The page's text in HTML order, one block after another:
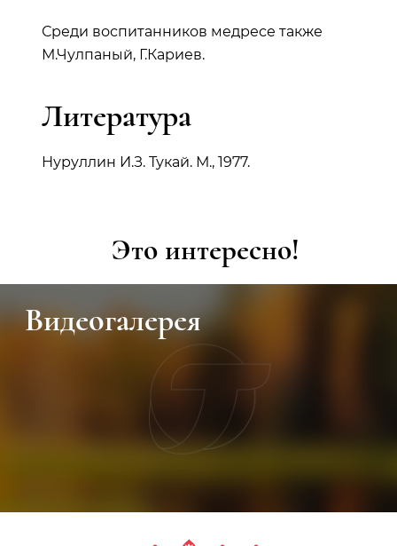
Среди воспитанников медресе также
М.Чулпаный, Г.Кариев.
Литература
Нуруллин И.З. Тукай. М., 1977.
Это интересно!
Видеогалерея